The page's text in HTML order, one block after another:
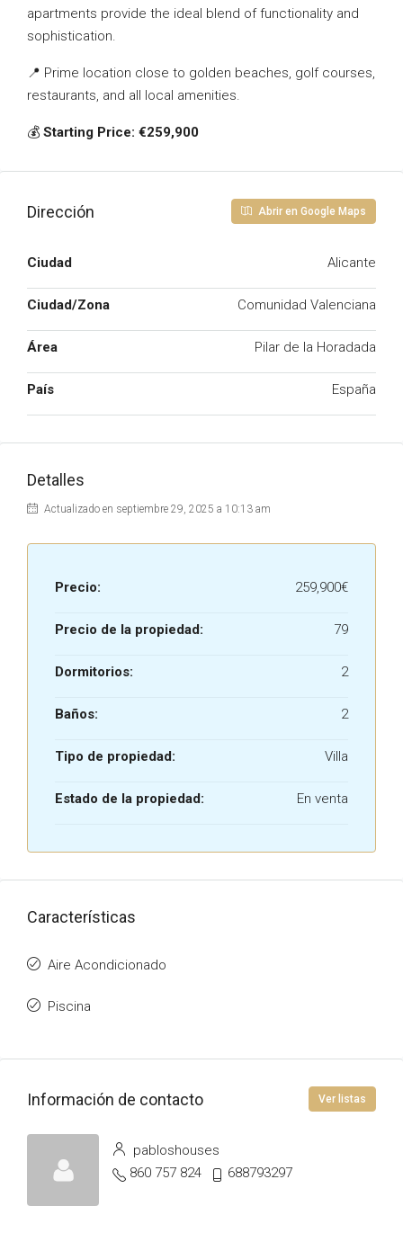
apartments provide the ideal blend of functionality and
sophistication.
📍 Prime location close to golden beaches, golf courses,
restaurants, and all local amenities.
💰 Starting Price: €259,900
Dirección Abrir en Google Maps
Ciudad Alicante
Ciudad/Zona Comunidad Valenciana
Área Pilar de la Horadada
País España
Detalles
Actualizado en septiembre 29, 2025 a 10:13 am
Precio: 259,900€
Precio de la propiedad: 79
Dormitorios: 2
Baños: 2
Tipo de propiedad: Villa
Estado de la propiedad: En venta
Características
Aire Acondicionado
Piscina
Información de contacto Ver listas
pabloshouses
860 757 824
688793297